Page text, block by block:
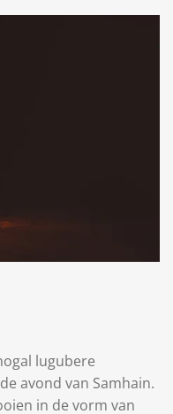
lugubere
avond van Samhain.
in de vorm van